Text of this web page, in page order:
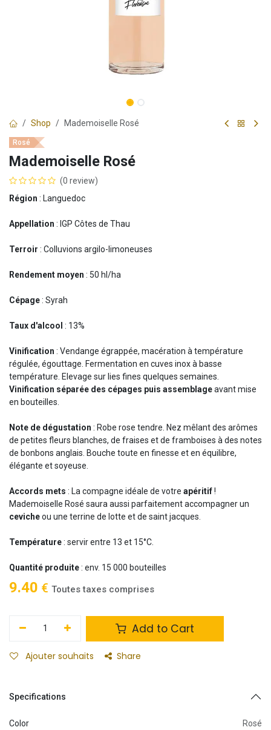
Shop Mademoiselle Rosé
Rosé
Mademoiselle Rosé
(0 review)
Région : Languedoc
Appellation : IGP Côtes de Thau
Terroir : Colluvions argilo-limoneuses
Rendement moyen : 50 hl/ha
Cépage: Syrah
Taux d'alcool : 13%
Vinification : Vendange égrappée, macération à température
régulée, égouttage. Fermentation en cuves inox à basse
température. Elevage sur lies fines quelques semaines.
Vinification séparée des cépages puis assemblageavant mise
en bouteilles.
Note de dégustation : Robe rose tendre. Nez mêlant des arômes
de petites fleurs blanches, de fraises et de framboises à des notes
de bonbons anglais. Bouche toute en finesse et en équilibre,
élégante et soyeuse.
Accords mets : La compagne idéale de votre apéritif!
Mademoiselle Rosé saura aussi parfaitement accompagner un
cevicheou une terrine de lotte et de saint jacques.
Température: servir entre 13 et 15°C.
Quantité produite: env. 15 000 bouteilles
9.40 € Toutes taxes comprises
Add to Cart
Ajouter souhaits Share
Specifications
Color Rosé